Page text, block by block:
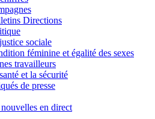
Directions
sociale
féminine et égalité des sexes
travailleurs
et la sécurité
de presse
en direct